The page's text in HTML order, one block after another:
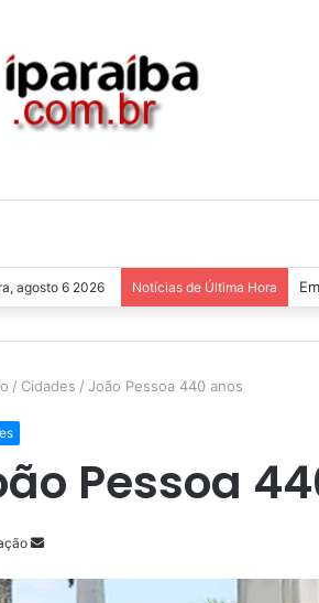
agosto 6 2026 Notícias de Última Hora
/ Cidades / João Pessoa 440 anos
Pessoa